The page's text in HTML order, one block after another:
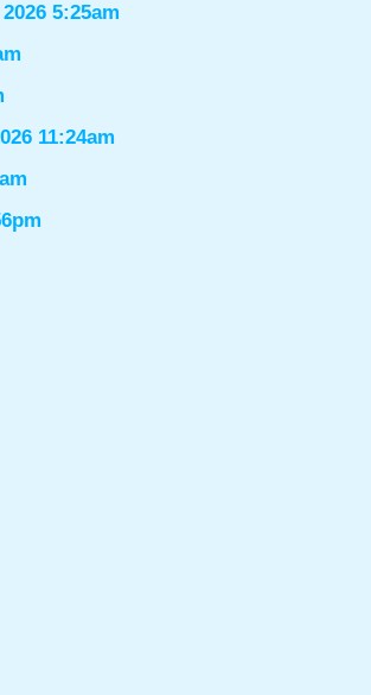
5:25am
11:24am